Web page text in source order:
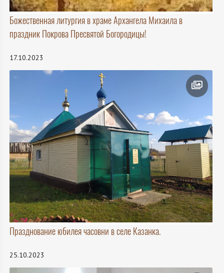
Божественная литургия в храме Архангела Михаила в
праздник Покрова Пресвятой Богородицы!
17.10.2023
Празднование юбилея часовни в селе Казанка.
25.10.2023